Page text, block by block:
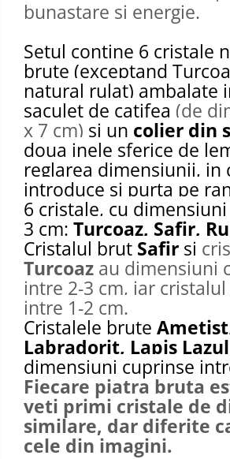
bunastare si energie.
Setul contine 6 cristale
brute (exceptand
natural rulat) ambalate
saculet de catifea (de
x 7 cm) si un colier din
doua inele sferice de
reglarea dimensiunii, in
introduce si purta pe
6 cristale, cu
3 cm: Turcoaz, Safir,
Cristalul brut Safir si
Turcoaz au dimensiuni
intre 2-3 cm, iar
intre 1-2 cm.
Cristalele brute
Labradorit, Lapis
dimensiuni cuprinse
Fiecare piatra bruta
veti primi cristale de
similare, dar diferite
cele din imagini.